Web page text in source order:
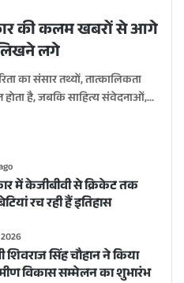
की कलम खबरों से आगे
लगे
का संसार तथ्यों, तात्कालिकता
है, जबकि साहित्य संवेदनाओं,…
में केजीबीवी से क्रिकेट तक
रच रही हैं इतिहास
शिवराज सिंह चौहान ने किया
विकास सम्मेलन का शुभारंभ